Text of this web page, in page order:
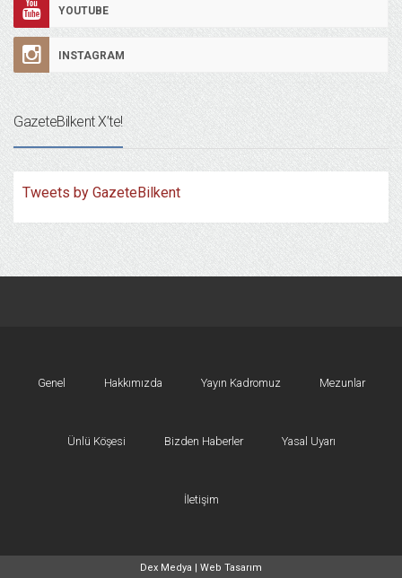
YOUTUBE
INSTAGRAM
GazeteBilkent X’te!
Tweets by GazeteBilkent
Genel Hakkımızda Yayın Kadromuz Mezunlar
Ünlü Köşesi Bizden Haberler Yasal Uyarı
İletişim
Dex Medya | Web Tasarım